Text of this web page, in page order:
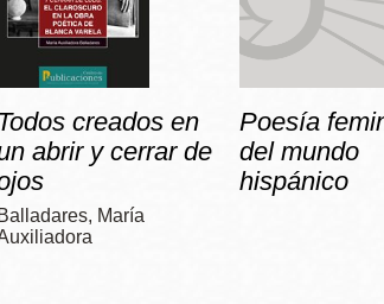
Todos creados en
abrir y cerrar de
Balladares, María
Poesía
del mundo
hispánico